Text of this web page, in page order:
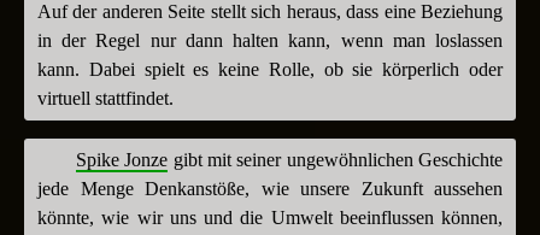
Auf der anderen Seite stellt sich heraus, dass eine Beziehung
in der Regel nur dann halten kann, wenn man loslassen
kann. Dabei spielt es keine Rolle, ob sie körperlich oder
virtuell stattfindet.
Spike Jonze gibt mit seiner ungewöhnlichen Geschichte
jede Menge Denkanstöße, wie unsere Zukunft aussehen
könnte, wie wir uns und die Umwelt beeinflussen können,